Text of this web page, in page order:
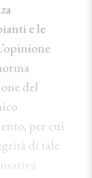
e le
del
per cui
di tale